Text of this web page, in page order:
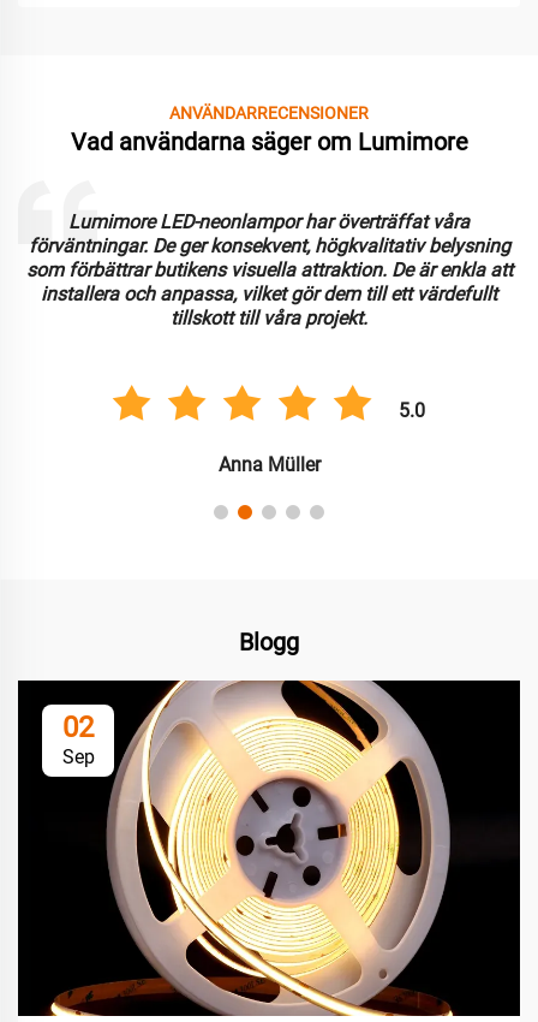
ANVÄNDARRECENSIONER
Vad användarna säger om Lumimore
Lumimore LED-neonlampor har överträffat våra
förväntningar. De ger konsekvent, högkvalitativ belysning
som förbättrar butikens visuella attraktion. De är enkla att
installera och anpassa, vilket gör dem till ett värdefullt
tillskott till våra projekt.
5.0
Anna Müller
Blogg
02
Sep